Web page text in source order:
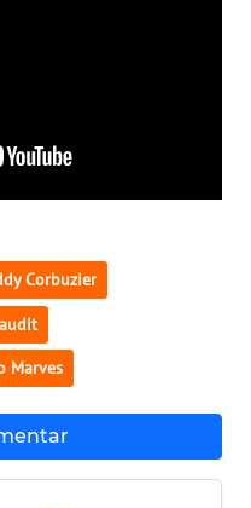
Corbuzier
Marves